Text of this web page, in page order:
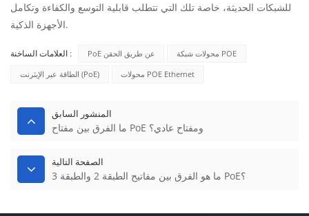
للشبكات الحديثة، خاصة تلك التي تتطلب قابلية التوسع والكفاءة وتكامل
الأجهزة الذكية.
العلامات الساخنة : PoE عن طريق الحقن
محولات شبكة POE
الطاقة عبر الإيثرنت (PoE)
محولات POE Ethernet
المنشور السابق
ما الفرق بين مفتاح PoE ومفتاح عادي؟
الصفحة التالية
ما هو الفرق بين مفاتيح الطبقة 2 والطبقة 3 PoE؟